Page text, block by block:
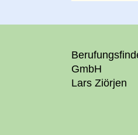
GmbH
Lars Ziörjen